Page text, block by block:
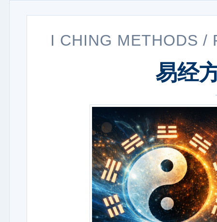
I CHING METHODS /
易经